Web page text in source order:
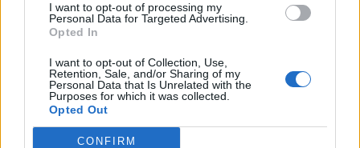
I want to opt-out of processing my
Personal Data for Targeted Advertising.
Opted In
I want to opt-out of Collection, Use,
Retention, Sale, and/or Sharing of my
Personal Data that Is Unrelated with the
Purposes for which it was collected.
Opted Out
CONFIRM